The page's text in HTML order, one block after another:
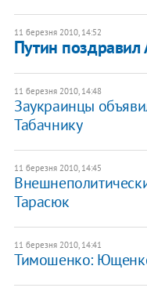
11 березня 2010, 14:52
Путин поздравил
11 березня 2010, 14:48
Заукраинцы
Табачнику
11 березня 2010, 14:45
Тарасюк
11 березня 2010, 14:41
Тимошенко: